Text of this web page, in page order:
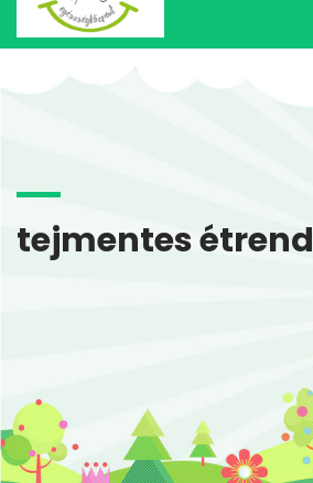
tejmentes étrend